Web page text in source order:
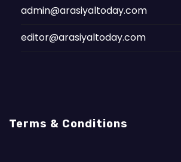
admin@arasiyaltoday.com
editor@arasiyaltoday.com
Terms & Conditions